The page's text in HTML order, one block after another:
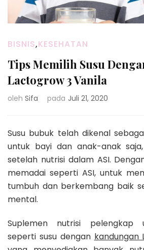
BISNIS,KESEHATAN
Tips Memilih Susu
Lactogrow 3 Vanila
oleh Sifa pada Juli 21, 2020
Susu bubuk telah dikenal
untuk bayi dan anak-anak
setelah nutrisi dalam ASI.
memadai seperti ASI, untuk
tumbuh dan berkembang baik
mental.
Suplemen nutrisi pelengkap
seperti susu dengan kandungan